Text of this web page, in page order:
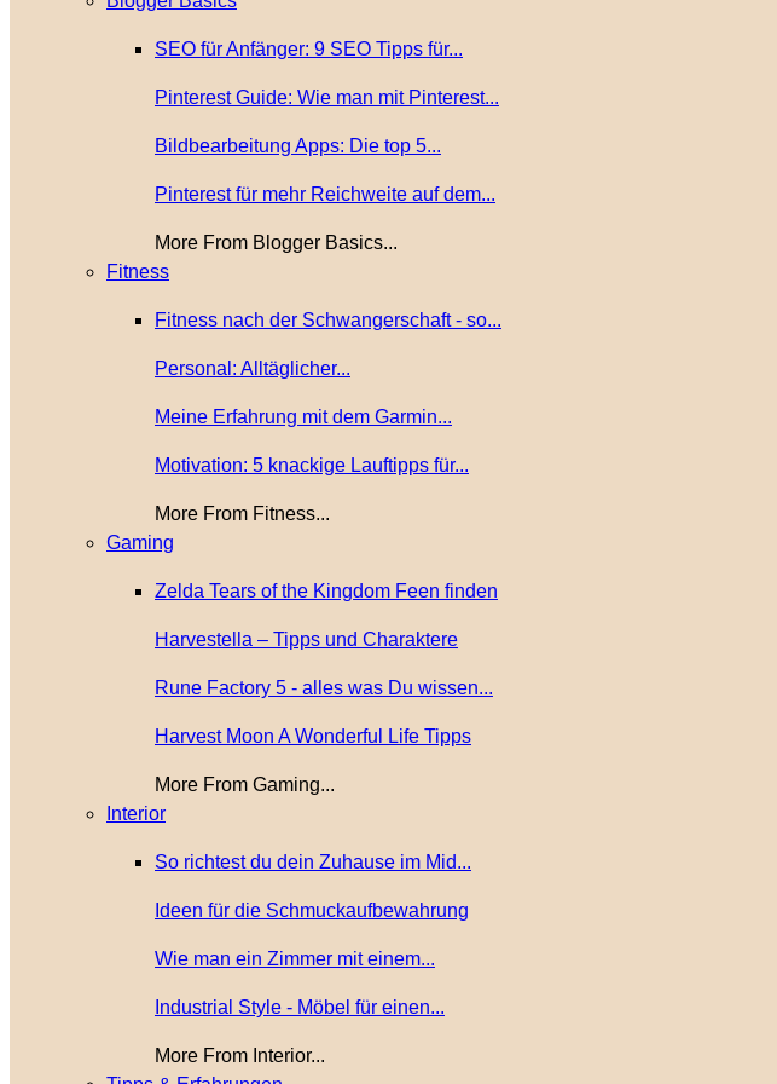
SEO für Anfänger: 9 SEO Tipps für...
Pinterest Guide: Wie man mit Pinterest...
Bildbearbeitung Apps: Die top 5...
Pinterest für mehr Reichweite auf dem...
More From Blogger Basics...
Fitness
Fitness nach der Schwangerschaft - so...
Personal: Alltäglicher...
Meine Erfahrung mit dem Garmin...
Motivation: 5 knackige Lauftipps für...
More From Fitness...
Gaming
Zelda Tears of the Kingdom Feen finden
Harvestella – Tipps und Charaktere
Rune Factory 5 - alles was Du wissen...
Harvest Moon A Wonderful Life Tipps
More From Gaming...
Interior
So richtest du dein Zuhause im Mid...
Ideen für die Schmuckaufbewahrung
Wie man ein Zimmer mit einem...
Industrial Style - Möbel für einen...
More From Interior...